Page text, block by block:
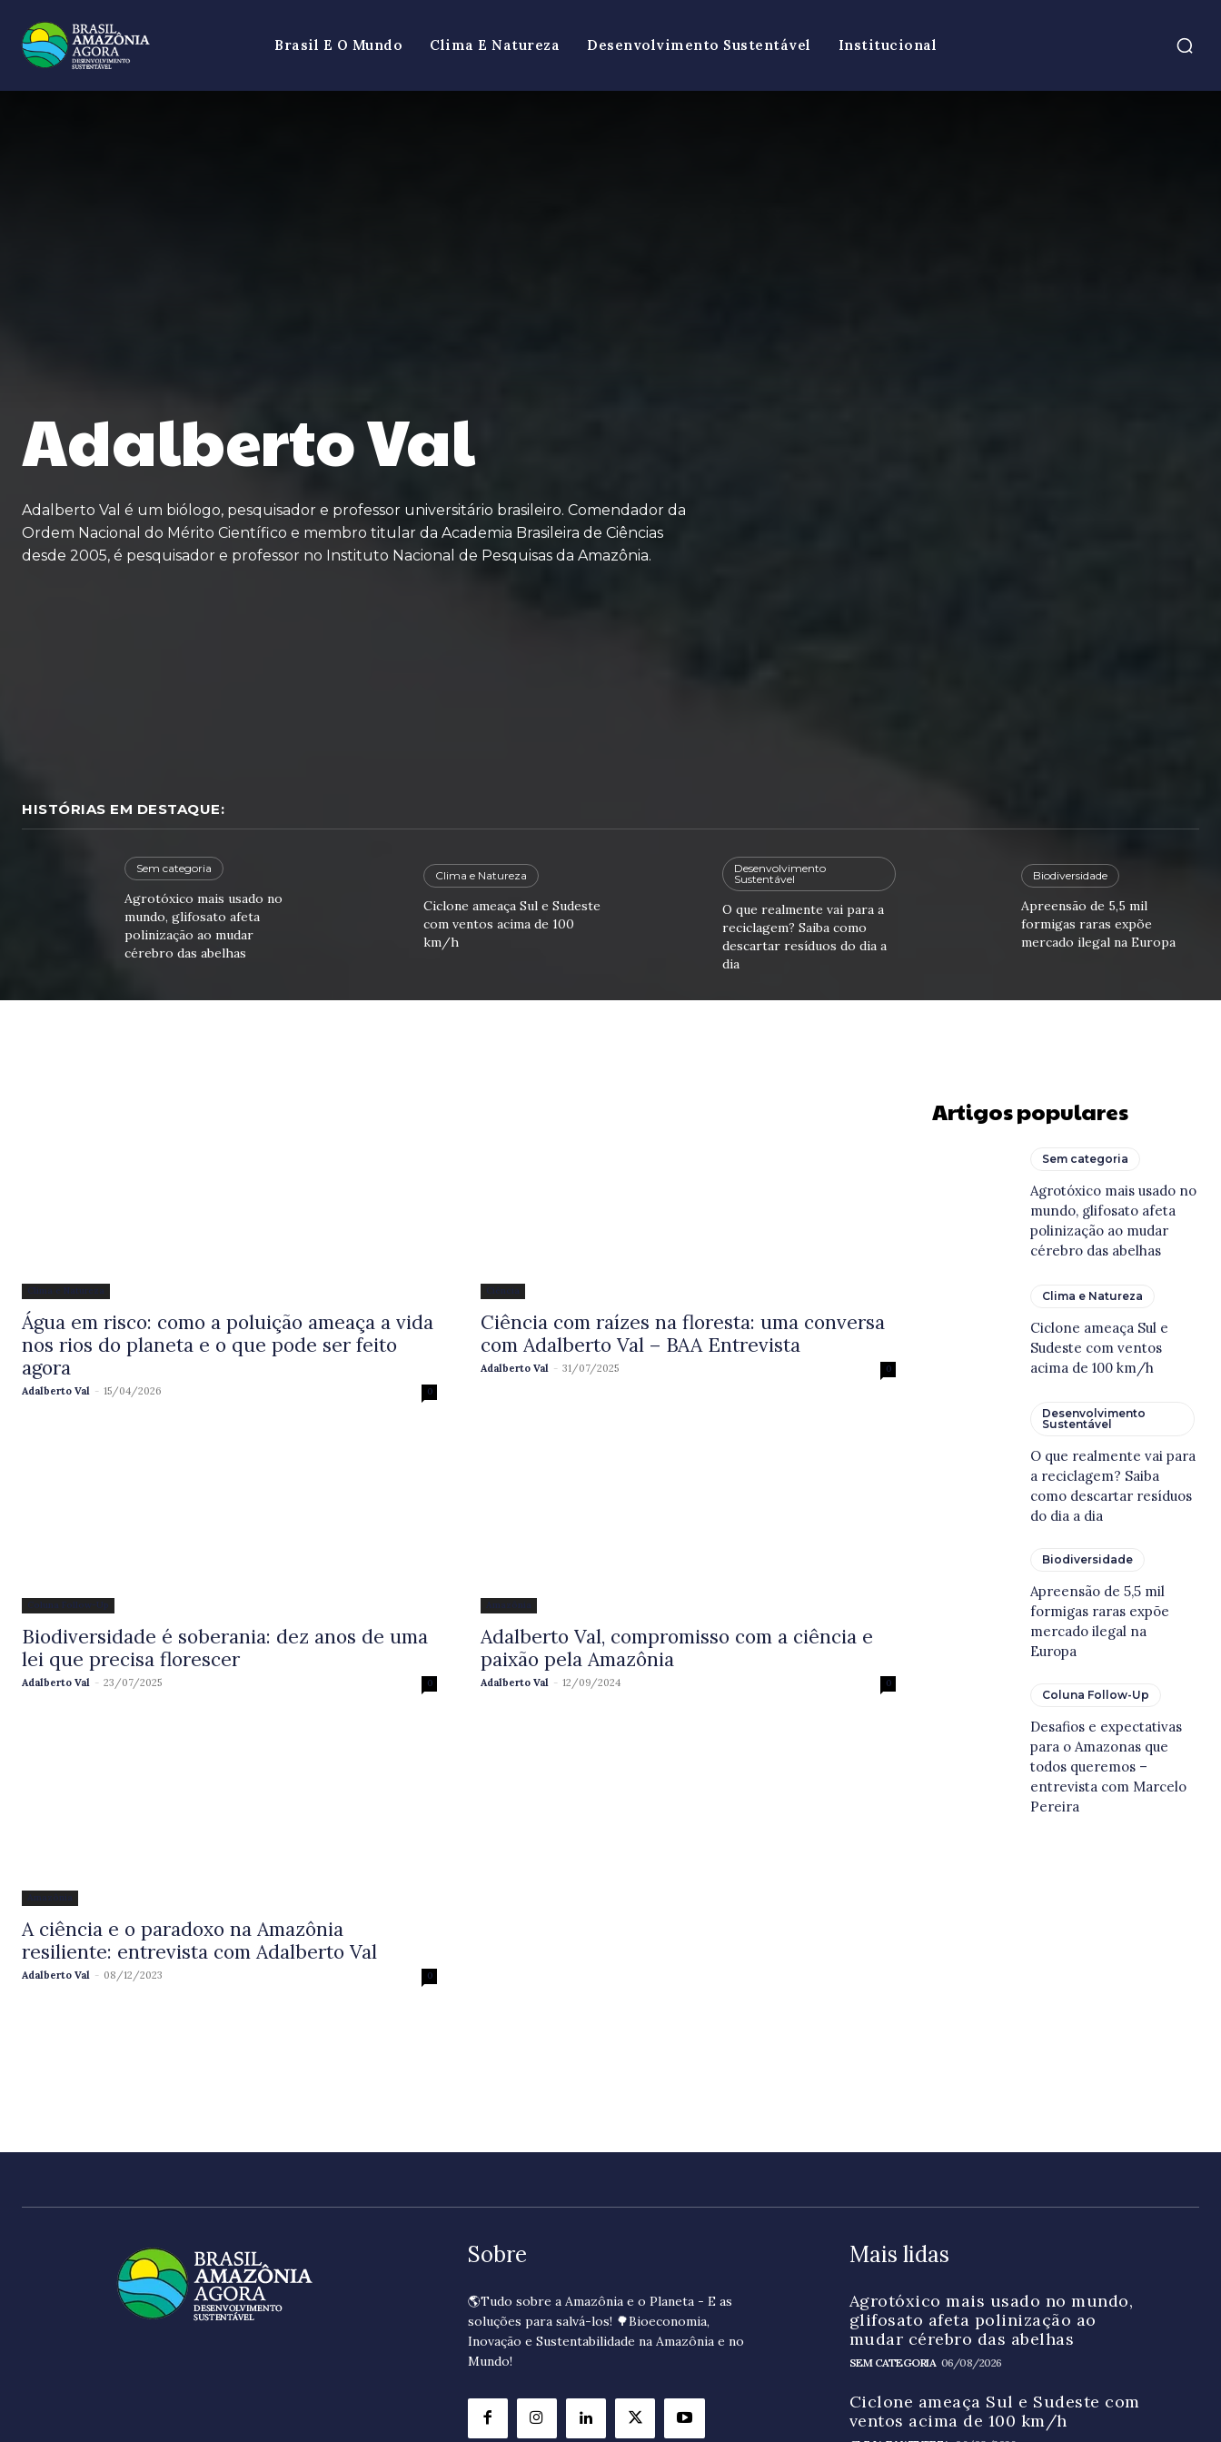
Brasil E O Mundo Clima E Natureza Desenvolvimento Sustentável Institucional
Adalberto Val
Adalberto Val é um biólogo, pesquisador e professor universitário brasileiro. Comendador da
Ordem Nacional do Mérito Científico e membro titular da Academia Brasileira de Ciências
desde 2005, é pesquisador e professor no Instituto Nacional de Pesquisas da Amazônia.
HISTÓRIAS EM DESTAQUE:
Sem categoria
Agrotóxico mais usado no
mundo, glifosato afeta
polinização ao mudar
cérebro das abelhas
Clima e Natureza
Ciclone ameaça Sul e Sudeste
com ventos acima de 100
km/h
Desenvolvimento
Sustentável
O que realmente vai para a
reciclagem? Saiba como
descartar resíduos do dia a
dia
Biodiversidade
Apreensão de 5,5 mil
formigas raras expõe
mercado ilegal na Europa
Clima e Natureza
Água em risco: como a poluição ameaça a vida
nos rios do planeta e o que pode ser feito
agora
Adalberto Val - 15/04/2026 0
Ciência
Ciência com raízes na floresta: uma conversa
com Adalberto Val – BAA Entrevista
Adalberto Val - 31/07/2025 0
Coluna Follow-Up
Biodiversidade é soberania: dez anos de uma
lei que precisa florescer
Adalberto Val - 23/07/2025 0
Amazônia
Adalberto Val, compromisso com a ciência e
paixão pela Amazônia
Adalberto Val - 12/09/2024 0
Amazônia
A ciência e o paradoxo na Amazônia
resiliente: entrevista com Adalberto Val
Adalberto Val - 08/12/2023 0
Artigos populares
Sem categoria
Agrotóxico mais usado no
mundo, glifosato afeta
polinização ao mudar
cérebro das abelhas
Clima e Natureza
Ciclone ameaça Sul e
Sudeste com ventos
acima de 100 km/h
Desenvolvimento
Sustentável
O que realmente vai para
a reciclagem? Saiba
como descartar resíduos
do dia a dia
Biodiversidade
Apreensão de 5,5 mil
formigas raras expõe
mercado ilegal na
Europa
Coluna Follow-Up
Desafios e expectativas
para o Amazonas que
todos queremos –
entrevista com Marcelo
Pereira
Sobre
🌎Tudo sobre a Amazônia e o Planeta - E as
soluções para salvá-los! 🌳Bioeconomia,
Inovação e Sustentabilidade na Amazônia e no
Mundo!
Mais lidas
Agrotóxico mais usado no mundo,
glifosato afeta polinização ao
mudar cérebro das abelhas
SEM CATEGORIA 06/08/2026
Ciclone ameaça Sul e Sudeste com
ventos acima de 100 km/h